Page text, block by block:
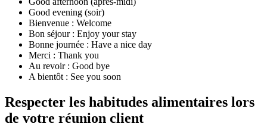
Good evening (soir)
Bienvenue : Welcome
Bon séjour : Enjoy your stay
Bonne journée : Have a nice day
Merci : Thank you
Au revoir : Good bye
A bientôt : See you soon
Respecter les habitudes alimentaires lors
de votre réunion client